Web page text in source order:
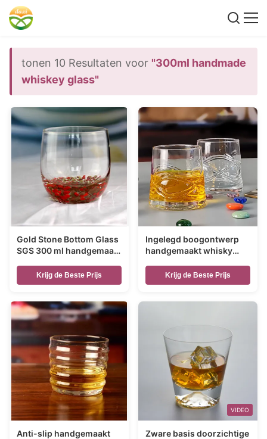
tonen 10 Resultaten voor "300ml handmade
whiskey glass"
Gold Stone Bottom Glass
SGS 300 ml handgemaakt
Krijg de Beste Prijs
Ingelegd boogontwerp
handgemaakt whisky
Krijg de Beste Prijs
Anti-slip handgemaakt
VIDEO
Zware basis doorzichtige